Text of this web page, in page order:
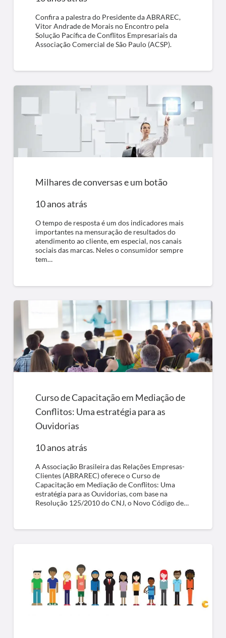
Confira a palestra do Presidente da ABRAREC,
Vitor Andrade de Morais no Encontro pela
Solução Pacífica de Conflitos Empresariais da
Associação Comercial de São Paulo (ACSP).
Milhares de conversas e um botão
10 anos atrás
O tempo de resposta é um dos indicadores mais
importantes na mensuração de resultados do
atendimento ao cliente, em especial, nos canais
sociais das marcas. Neles o consumidor sempre
tem…
Curso de Capacitação em Mediação de
Conflitos: Uma estratégia para as
Ouvidorias
10 anos atrás
A Associação Brasileira das Relações Empresas-
Clientes (ABRAREC) oferece o Curso de
Capacitação em Mediação de Conflitos: Uma
estratégia para as Ouvidorias, com base na
Resolução 125/2010 do CNJ, o Novo Código de…